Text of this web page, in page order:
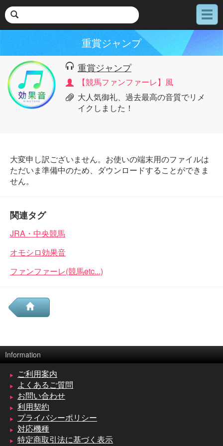
メ
ニ
重賞ジャンプ
重賞ジャンプ
【競馬ファンファーレ】風
大人気御礼、過去最高の音質でリメ
イクしました！
大変申し訳ございません。お使いの端末用のファイルは
ただいま準備中のため、ダウンロードすることができま
せん。
関連タグ
JRA・中央競馬
オモシロ効果音
ファンファーレ(競馬etc...)
Information
ご利用案内
よくあるご質問
お問い合わせ
利用契約
プライバシーポリシー
対応機種
特定商取引法に基づく表示